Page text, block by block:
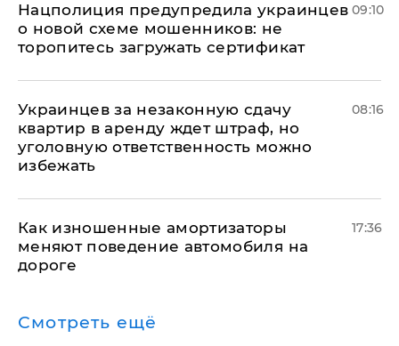
Нацполиция предупредила украинцев
о новой схеме мошенников: не
торопитесь загружать сертификат
09:10
Украинцев за незаконную сдачу
квартир в аренду ждет штраф, но
уголовную ответственность можно
избежать
08:16
Как изношенные амортизаторы
меняют поведение автомобиля на
дороге
17:36
Смотреть ещё